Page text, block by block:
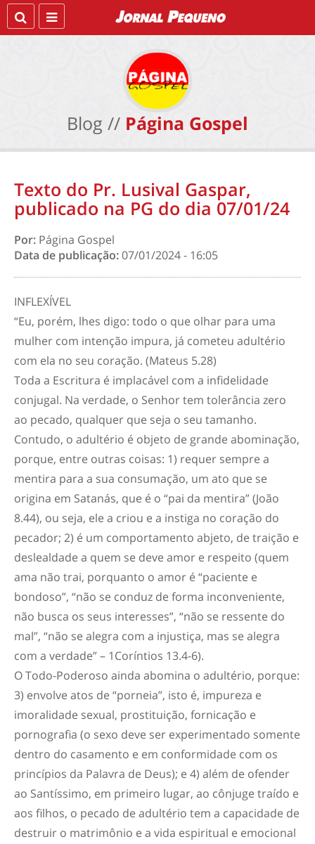
Blog // Página Gospel
Texto do Pr. Lusival Gaspar,
publicado na PG do dia 07/01/24
Por: Página Gospel
Data de publicação:07/01/2024 - 16:05
INFLEXÍVEL
“Eu, porém, lhes digo: todo o que olhar para uma
mulher com intenção impura, já cometeu adultério
com ela no seu coração. (Mateus 5.28)
Toda a Escritura é implacável com a infidelidade
conjugal. Na verdade, o Senhor tem tolerância zero
ao pecado, qualquer que seja o seu tamanho.
Contudo, o adultério é objeto de grande abominação,
porque, entre outras coisas: 1) requer sempre a
mentira para a sua consumação, um ato que se
origina em Satanás, que é o “pai da mentira” (João
8.44), ou seja, ele a criou e a instiga no coração do
pecador; 2) é um comportamento abjeto, de traição e
deslealdade a quem se deve amor e respeito (quem
ama não trai, porquanto o amor é “paciente e
bondoso”, “não se conduz de forma inconveniente,
não busca os seus interesses”, “não se ressente do
mal”, “não se alegra com a injustiça, mas se alegra
com a verdade” – 1Coríntios 13.4-6).
O Todo-Poderoso ainda abomina o adultério, porque:
3) envolve atos de “porneia”, isto é, impureza e
imoralidade sexual, prostituição, fornicação e
pornografia (o sexo deve ser experimentado somente
dentro do casamento e em conformidade com os
princípios da Palavra de Deus); e 4) além de ofender
ao Santíssimo, em primeiro lugar, ao cônjuge traído e
aos filhos, o pecado de adultério tem a capacidade de
destruir o matrimônio e a vida espiritual e emocional